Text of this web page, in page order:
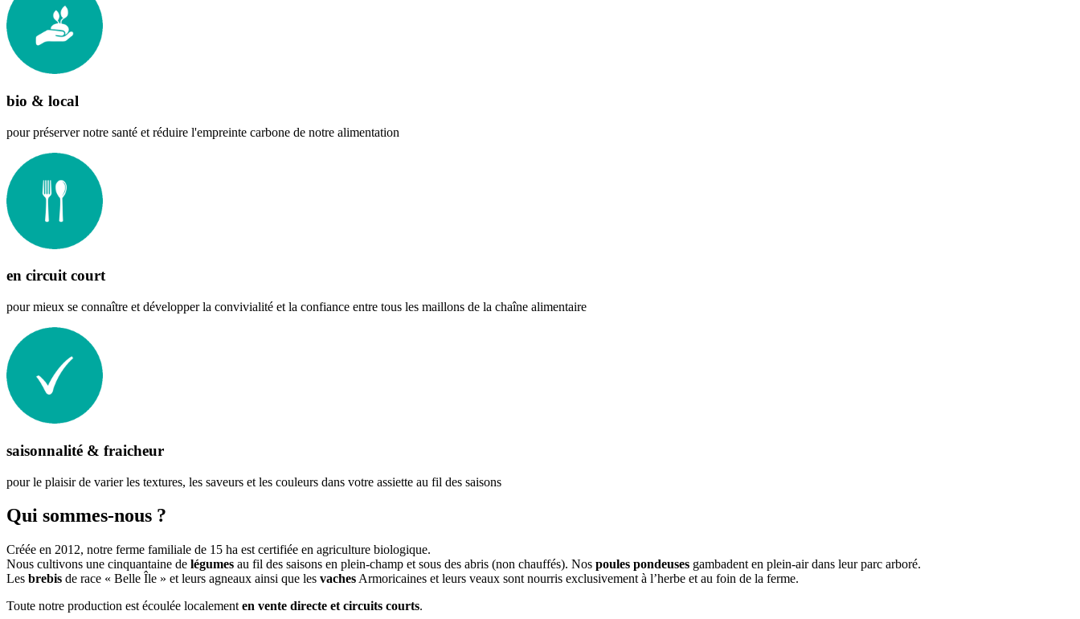
bio & local
pour préserver notre santé et réduire l'empreinte carbone de notre alimentation
en circuit court
pour mieux se connaître et développer la convivialité et la confiance entre tous les maillons de la chaîne alimentaire
saisonnalité & fraicheur
pour le plaisir de varier les textures, les saveurs et les couleurs dans votre assiette au fil des saisons
Qui sommes-nous ?
Créée en 2012, notre ferme familiale de 15 ha est certifiée en agriculture biologique.
Nous cultivons une cinquantaine de légumes au fil des saisons en plein-champ et sous des abris (non chauffés). Nos poules pondeuses gambadent en plein-air dans leur parc arboré.
Les brebis de race « Belle Île » et leurs agneaux ainsi que les vaches Armoricaines et leurs veaux sont nourris exclusivement à l’herbe et au foin de la ferme.
Toute notre production est écoulée localement en vente directe et circuits courts.